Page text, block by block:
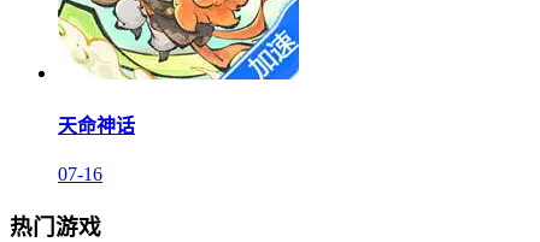
天命神话
07-16
热门游戏